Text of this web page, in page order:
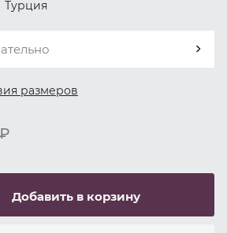
Турция
размеров
₽
Добавить в корзину